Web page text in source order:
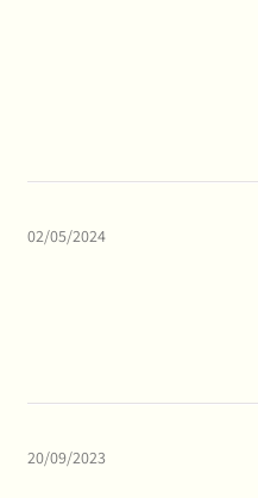
02/05/2024
20/09/2023